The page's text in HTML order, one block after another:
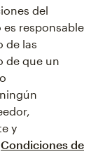
del
responsable
de las
de que un
y
Condiciones de